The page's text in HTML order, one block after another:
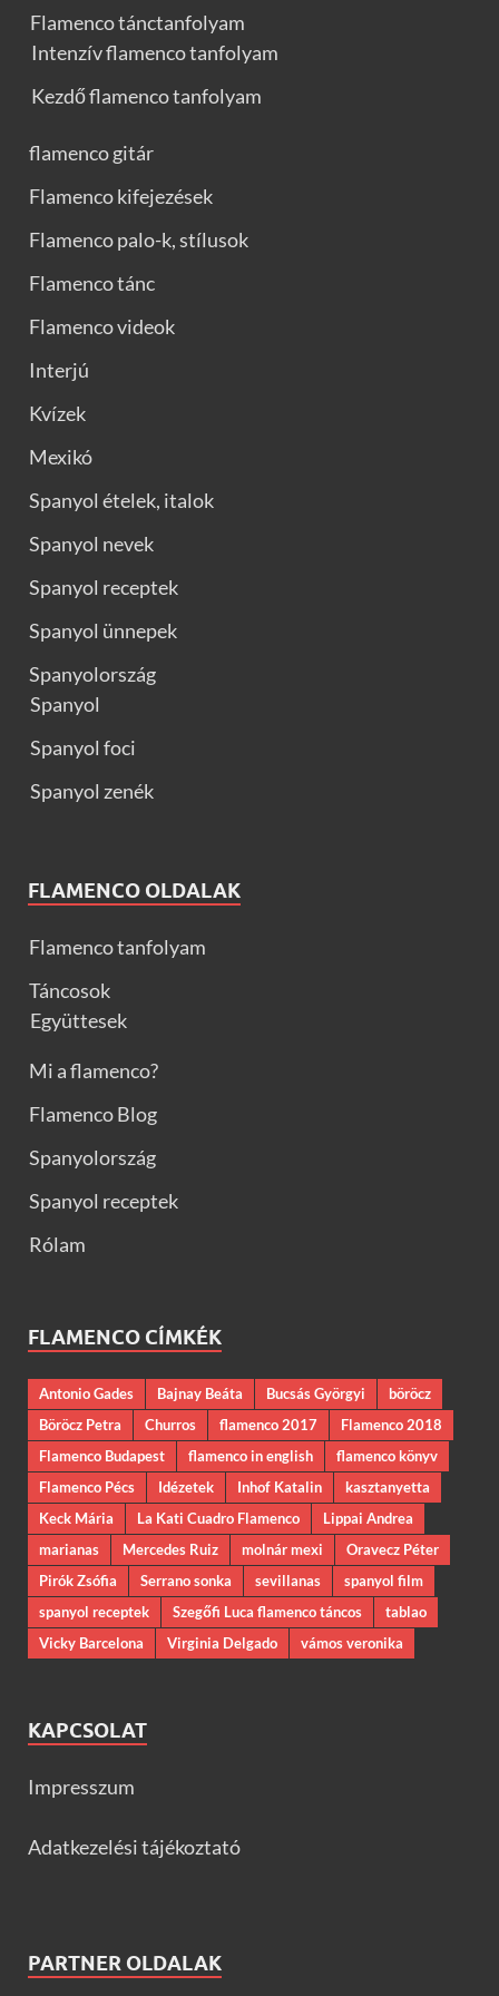
Flamenco tánctanfolyam
Intenzív flamenco tanfolyam
Kezdő flamenco tanfolyam
flamenco gitár
Flamenco kifejezések
Flamenco palo-k, stílusok
Flamenco tánc
Flamenco videok
Interjú
Kvízek
Mexikó
Spanyol ételek, italok
Spanyol nevek
Spanyol receptek
Spanyol ünnepek
Spanyolország
Spanyol
Spanyol foci
Spanyol zenék
FLAMENCO OLDALAK
Flamenco tanfolyam
Táncosok
Együttesek
Mi a flamenco?
Flamenco Blog
Spanyolország
Spanyol receptek
Rólam
FLAMENCO CÍMKÉK
Antonio Gades Bajnay Beáta Bucsás Györgyi
böröcz
Böröcz Petra
Churros flamenco 2017
Flamenco 2018
Flamenco Budapest
flamenco in english
flamenco könyv
Flamenco Pécs
Idézetek Inhof Katalin
kasztanyetta
Keck Mária
La Kati Cuadro Flamenco
Lippai Andrea
marianas
Mercedes Ruiz molnár mexi
Oravecz Péter
Pirók Zsófia
Serrano sonka sevillanas
spanyol film
spanyol receptek
Szegőfi Luca flamenco táncos
tablao
Vicky Barcelona
Virginia Delgado vámos veronika
KAPCSOLAT
Impresszum
Adatkezelési tájékoztató
PARTNER OLDALAK